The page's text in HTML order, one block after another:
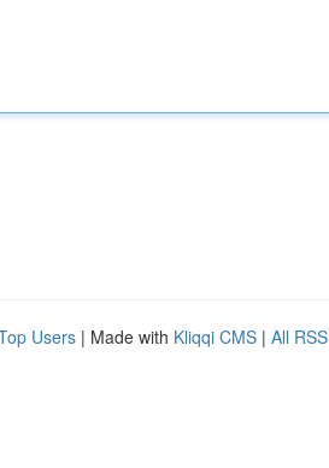
Users | Made with Kliqqi CMS | All